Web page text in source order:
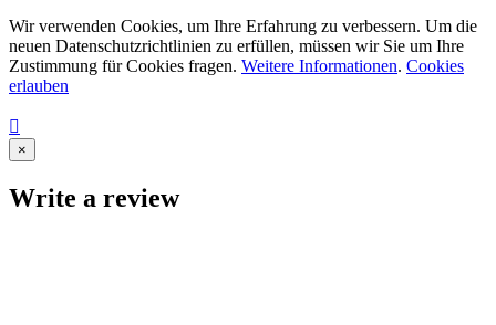
Wir verwenden Cookies, um Ihre Erfahrung zu verbessern. Um die
neuen Datenschutzrichtlinien zu erfüllen, müssen wir Sie um Ihre
Zustimmung für Cookies fragen. Weitere Informationen. Cookies
erlauben

×
Write a review